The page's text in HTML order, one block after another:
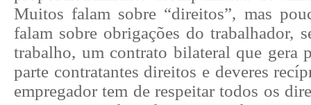
Muitos falam sobre “direitos”, mas
falam sobre obrigações do trabalhador,
trabalho, um contrato bilateral que gera
parte contratantes direitos e deveres
empregador tem de respeitar todos os